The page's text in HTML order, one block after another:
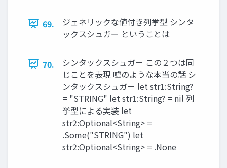
69.
ジェネリックな値付き列挙型 シンタ
ックスシュガー ということは
70.
シンタックスシュガー この２つは同
じことを表現 嘘のような本当の話 シ
ンタックスシュガー let str1:String?
= "STRING" let str1:String? = nil 列
挙型による実装 let
str2:Optional<String> =
.Some("STRING") let
str2:Optional<String> = .None